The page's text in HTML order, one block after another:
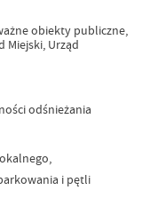
obiekty publiczne,
Miejski, Urząd
odśnieżania
i pętli